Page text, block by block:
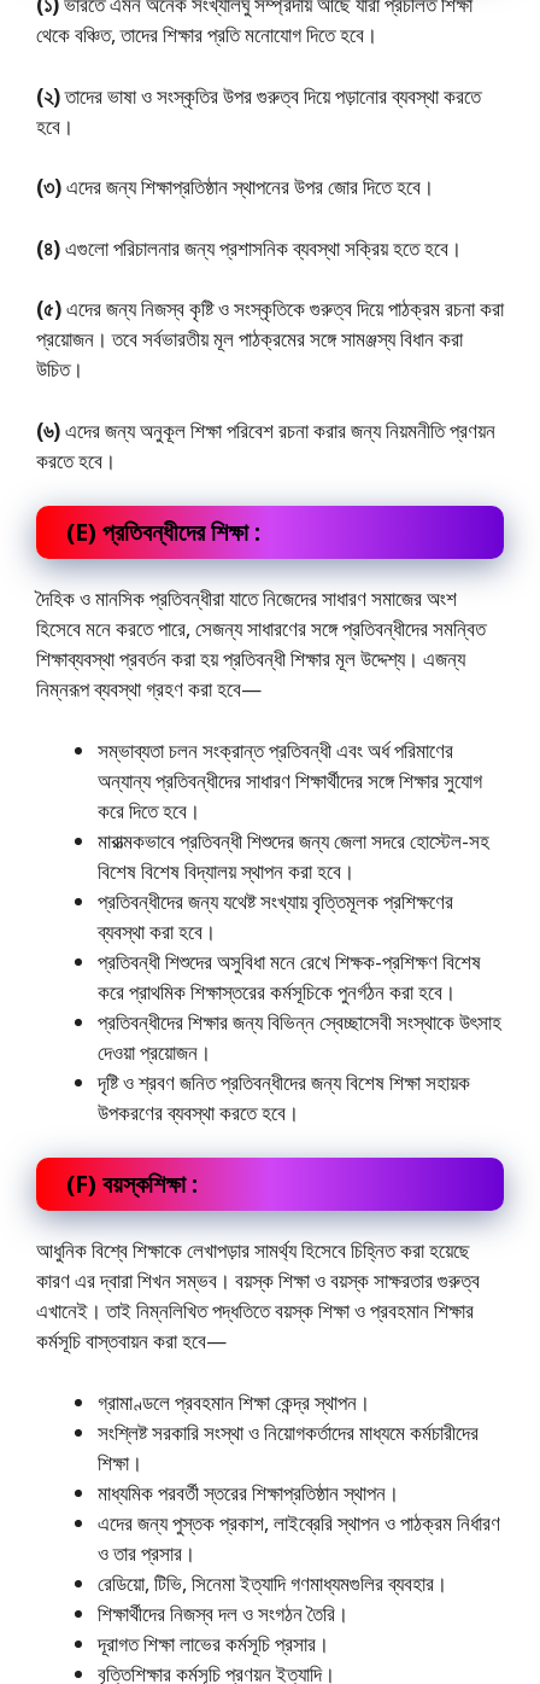
থেকে বঞ্চিত, তাদের শিক্ষার প্রতি মনোযোগ দিতে হবে।
(২)তাদের ভাষা ও সংস্কৃতির উপর গুরুত্ব দিয়ে পড়ানোর ব্যবস্থা করতে
হবে।
(৩)এদের জন্য শিক্ষাপ্রতিষ্ঠান স্থাপনের উপর জোর দিতে হবে।
(৪)এগুলো পরিচালনার জন্য প্রশাসনিক ব্যবস্থা সক্রিয় হতে হবে।
(৫)এদের জন্য নিজস্ব কৃষ্টি ও সংস্কৃতিকে গুরুত্ব দিয়ে পাঠক্রম রচনা করা
প্রয়োজন। তবে সর্বভারতীয় মূল পাঠক্রমের সঙ্গে সামঞ্জস্য বিধান করা
উচিত।
(৬)এদের জন্য অনুকূল শিক্ষা পরিবেশ রচনা করার জন্য নিয়মনীতি প্রণয়ন
করতে হবে।
(E) প্রতিবন্ধীদের শিক্ষা :
দৈহিক ও মানসিক প্রতিবন্ধীরা যাতে নিজেদের সাধারণ সমাজের অংশ
হিসেবে মনে করতে পারে, সেজন্য সাধারণের সঙ্গে প্রতিবন্ধীদের সমন্বিত
শিক্ষাব্যবস্থা প্রবর্তন করা হয় প্রতিবন্ধী শিক্ষার মূল উদ্দেশ্য। এজন্য
নিম্নরূপ ব্যবস্থা গ্রহণ করা হবে—
সম্ভাব্যতা চলন সংক্রান্ত প্রতিবন্ধী এবং অর্ধ পরিমাণের
অন্যান্য প্রতিবন্ধীদের সাধারণ শিক্ষার্থীদের সঙ্গে শিক্ষার সুযােগ
করে দিতে হবে।
মারাত্মকভাবে প্রতিবন্ধী শিশুদের জন্য জেলা সদরে হোস্টেল-সহ
বিশেষ বিশেষ বিদ্যালয় স্থাপন করা হবে।
প্রতিবন্ধীদের জন্য যথেষ্ট সংখ্যায় বৃত্তিমূলক প্রশিক্ষণের
ব্যবস্থা করা হবে।
প্রতিবন্ধী শিশুদের অসুবিধা মনে রেখে শিক্ষক-প্রশিক্ষণ বিশেষ
করে প্রাথমিক শিক্ষাস্তরের কর্মসূচিকে পুনর্গঠন করা হবে।
প্রতিবন্ধীদের শিক্ষার জন্য বিভিন্ন স্বেচ্ছাসেবী সংস্থাকে উৎসাহ
দেওয়া প্রয়োজন।
দৃষ্টি ও শ্রবণ জনিত প্রতিবন্ধীদের জন্য বিশেষ শিক্ষা সহায়ক
উপকরণের ব্যবস্থা করতে হবে।
(F) বয়স্কশিক্ষা :
আধুনিক বিশ্বে শিক্ষাকে লেখাপড়ার সামর্থ্য হিসেবে চিহ্নিত করা হয়েছে
কারণ এর দ্বারা শিখন সম্ভব। বয়স্ক শিক্ষা ও বয়স্ক সাক্ষরতার গুরুত্ব
এখানেই। তাই নিম্নলিখিত পদ্ধতিতে বয়স্ক শিক্ষা ও প্রবহমান শিক্ষার
কর্মসূচি বাস্তবায়ন করা হবে—
গ্রামাণ্ডলে প্রবহমান শিক্ষা কেন্দ্র স্থাপন।
সংশ্লিষ্ট সরকারি সংস্থা ও নিয়োগকর্তাদের মাধ্যমে কর্মচারীদের
শিক্ষা।
মাধ্যমিক পরবর্তী স্তরের শিক্ষাপ্রতিষ্ঠান স্থাপন।
এদের জন্য পুস্তক প্রকাশ, লাইব্রেরি স্থাপন ও পাঠক্রম নির্ধারণ
ও তার প্রসার।
রেডিয়ো, টিভি, সিনেমা ইত্যাদি গণমাধ্যমগুলির ব্যবহার।
শিক্ষার্থীদের নিজস্ব দল ও সংগঠন তৈরি।
দূরাগত শিক্ষা লাভের কর্মসূচি প্রসার।
বৃত্তিশিক্ষার কর্মসূচি প্রণয়ন ইত্যাদি।